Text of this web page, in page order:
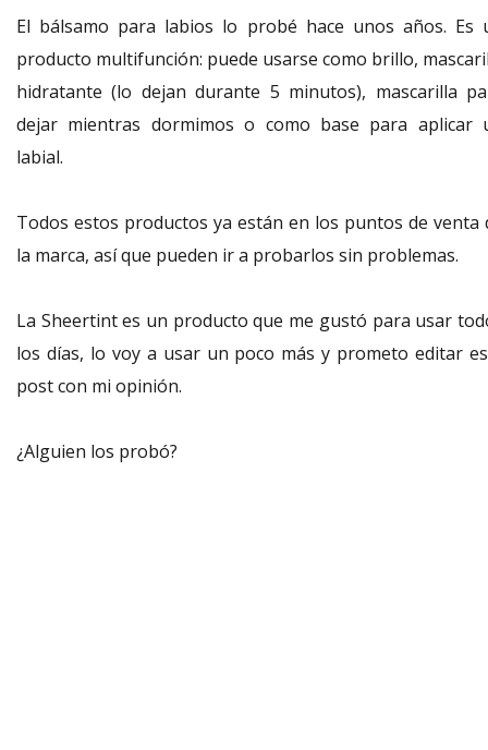
El bálsamo para labios lo probé hace unos años. Es
producto multifunción: puede usarse como brillo,
hidratante (lo dejan durante 5 minutos), mascarilla
dejar mientras dormimos o como base para aplicar
labial.
Todos estos productos ya están en los puntos de venta
la marca, así que pueden ir a probarlos sin problemas.
La Sheertint es un producto que me gustó para usar
los días, lo voy a usar un poco más y prometo editar
post con mi opinión.
¿Alguien los probó?